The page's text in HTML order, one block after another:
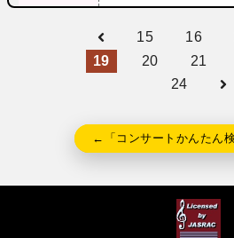
15 16
19
20 21
24
←「コンサートかんたん